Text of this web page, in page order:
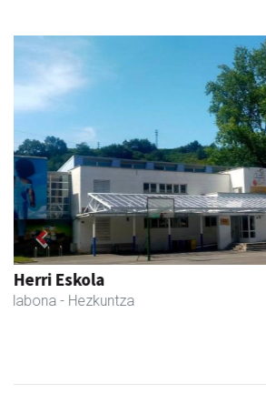
Amasa kafetegia
Amasa-Villabona - Gozotegiak
Previous